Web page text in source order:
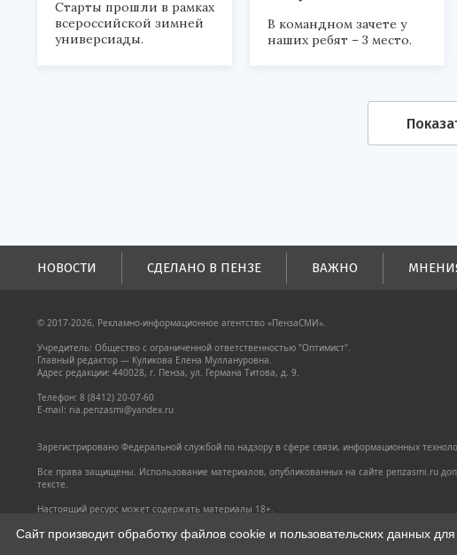
Старты прошли в рамках
всероссийской зимней
универсиады.
В командном зачете у
наших ребят – 3 место.
НОВОСТИ СДЕЛАНО В ПЕНЗЕ ВАЖНО
© 2017-2026, Рекламно-информационное агентство «ПензаСМИ».
Учредитель: Общество с ограниченной ответственностью "Оптимист".
Главный редактор — Куликова Елена Муллануровна.
Адрес редакции: 440028, г. Пенза, ул. Германа Титова, д. 9.
Телефон: 8 (8412) 20-07-60
E-mail: ria.penzasmi@yandex.ru
Зарегистрировано Федеральной службой по надзору в сфере связи, информационных
Все права защищены. Использование материалов, опубликованных на сайте penzasmi.ru
тексте.
Настоящий ресурс может содержать материалы 18+.
Сайт производит обработку файлов cookie и пользовательских данных